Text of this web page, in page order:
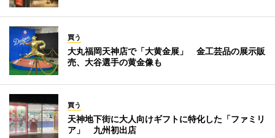
買う
大丸福岡天神店で「大黄金展」 金工芸品の展示販
売、大谷選手の黄金像も
買う
天神地下街に大人向けギフトに特化した「ファミリ
ア」 九州初出店